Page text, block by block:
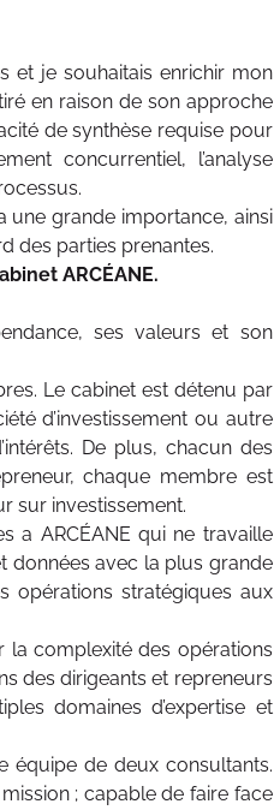
et je souhaitais enrichir mon
en raison de son approche
de synthèse requise pour
concurrentiel, l’analyse
une grande importance, ainsi
des parties prenantes.
ARCÉANE.
ses valeurs et son
Le cabinet est détenu par
d’investissement ou autre
De plus, chacun des
chaque membre est
sur investissement.
a ARCÉANE qui ne travaille
données avec la plus grande
opérations stratégiques aux
la complexité des opérations
des dirigeants et repreneurs
domaines d’expertise et
équipe de deux consultants.
; capable de faire face